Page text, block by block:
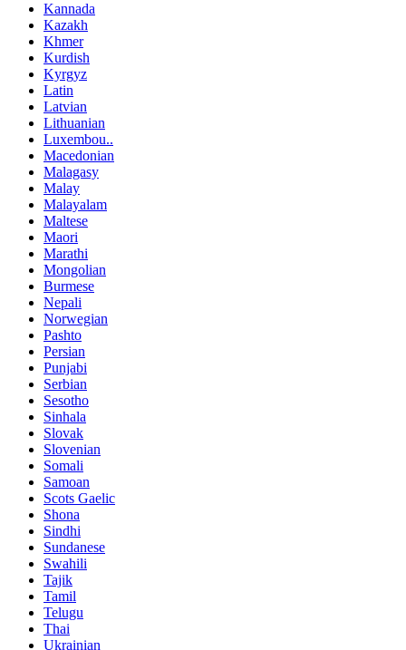
Kannada
Kazakh
Khmer
Kurdish
Kyrgyz
Latin
Latvian
Lithuanian
Luxembou..
Macedonian
Malagasy
Malay
Malayalam
Maltese
Maori
Marathi
Mongolian
Burmese
Nepali
Norwegian
Pashto
Persian
Punjabi
Serbian
Sesotho
Sinhala
Slovak
Slovenian
Somali
Samoan
Scots Gaelic
Shona
Sindhi
Sundanese
Swahili
Tajik
Tamil
Telugu
Thai
Ukrainian